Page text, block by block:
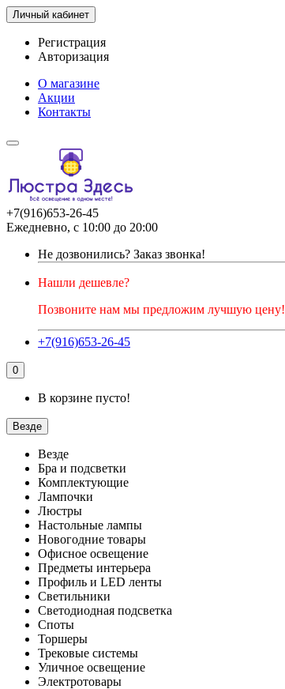
Личный кабинет
Регистрация
Авторизация
О магазине
Акции
Контакты
+7(916)653-26-45
Ежедневно, с 10:00 до 20:00
Не дозвонились? Заказ звонка!
Нашли дешевле?
Позвоните нам мы предложим лучшую цену!
+7(916)653-26-45
0
В корзине пусто!
Везде
Везде
Бра и подсветки
Комплектующие
Лампочки
Люстры
Настольные лампы
Новогодние товары
Офисное освещение
Предметы интерьера
Профиль и LED ленты
Светильники
Светодиодная подсветка
Споты
Торшеры
Трековые системы
Уличное освещение
Электротовары